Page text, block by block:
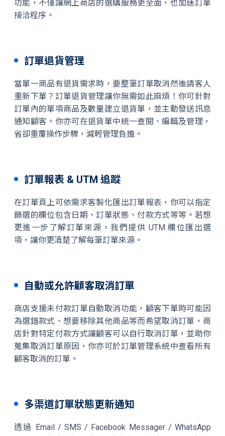
功能，不僅讓網上商店的選購服務更全面，也加速訂單
接洽程序。
訂單退貨管理
當單一商品有退貨需求時，要整筆訂單取消然後請客人
重新下單？訂單退貨管理讓你無需如此麻煩！你可針對
訂單內的單項商品及數量建立退貨單，並主動發送訊息
通知顧客。你亦可在退貨單中統一查閱、編輯及管理，
省卻重覆操作步驟，減輕管理負擔。
訂單報表 & UTM 追蹤
在訂單頁上可依需求客製化匯出訂單報表，你可以指定
篩選的欄位包含日期、訂單狀態、付款方式等等。若想
更進一步了解訂單來源，我們提供 UTM 欄位匯出選
項，讓你更清楚了解每筆訂單來源。
自動或允許顧客取消訂單
商店支援未付款訂單自動取消功能，顧客下單時可能因
為選錯款式、想要移除其他商品等而希望取消訂單，商
店針對特定付款方式讓顧客可以自行取消訂單，並助你
蒐集取消訂單原因，你亦可於訂單管理系統中查看所有
顧客取消的訂單。
多渠道訂單狀態更新通知
透過 Email / SMS / Facebook Messager / WhatsApp